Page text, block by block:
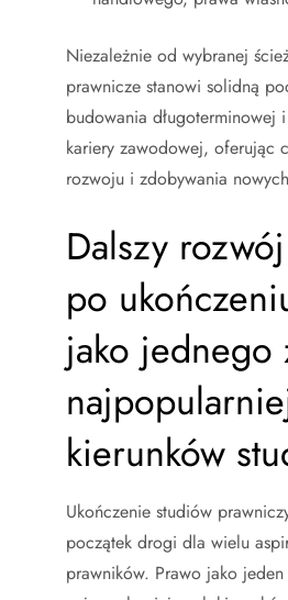
Niezależnie od wybranej
prawnicze stanowi solidną
budowania długoterminowej
kariery zawodowej, oferując
rozwoju i zdobywania
Dalszy
po
jako jednego
kierunków
Ukończenie studiów
początek drogi dla wielu
prawników. Prawo jako